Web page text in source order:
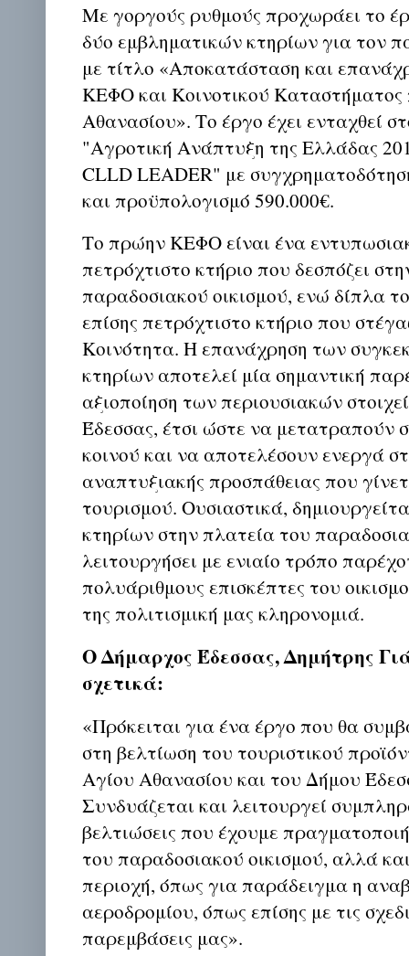
Με γοργούς ρυθμούς προχωράει το
δύο εμβληματικών κτηρίων για τον
με τίτλο «Αποκατάσταση και
ΚΕΦΟ και Κοινοτικού
Αθανασίου». Το έργο έχει ενταχθεί
"Αγροτική Ανάπτυξη της Ελλάδας
CLLD LEADER" με
και προϋπολογισμό 590.000€.
Το πρώην ΚΕΦΟ είναι ένα
πετρόχτιστο κτήριο που δεσπόζει
παραδοσιακού οικισμού, ενώ δίπλα
επίσης πετρόχτιστο κτήριο που
Κοινότητα. Η επανάχρηση των
κτηρίων αποτελεί μία σημαντική
αξιοποίηση των περιουσιακών
Έδεσσας, έτσι ώστε να μετατραπούν
κοινού και να αποτελέσουν ενεργά
αναπτυξιακής προσπάθειας που
τουρισμού. Ουσιαστικά,
κτηρίων στην πλατεία του
λειτουργήσει με ενιαίο τρόπο
πολυάριθμους επισκέπτες του
της πολιτισμική μας κληρονομιά.
Ο Δήμαρχος Έδεσσας, Δημήτρης
σχετικά:
«Πρόκειται για ένα έργο που θα
στη βελτίωση του τουριστικού
Αγίου Αθανασίου και του Δήμου
Συνδυάζεται και λειτουργεί
βελτιώσεις που έχουμε
του παραδοσιακού οικισμού, αλλά
περιοχή, όπως για παράδειγμα η
αεροδρομίου, όπως επίσης με τις
παρεμβάσεις μας».